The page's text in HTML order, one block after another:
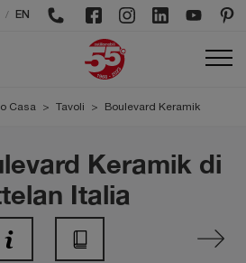
/ EN
Casa > Tavoli > Boulevard Keramik
Keramik di
Italia